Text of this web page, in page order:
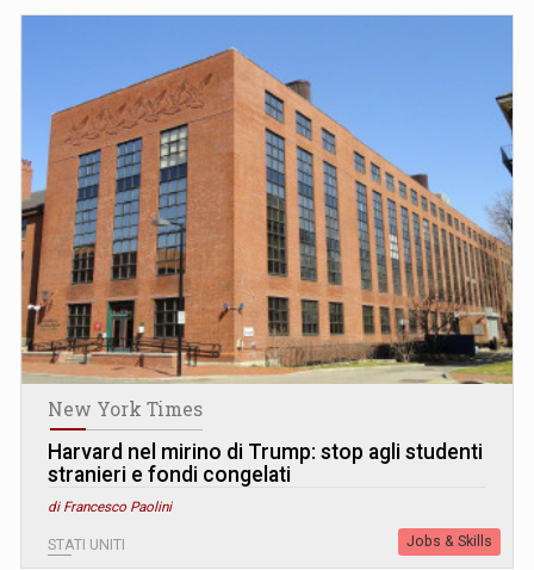
New York Times
Harvard nel mirino di Trump: stop agli studenti
stranieri e fondi congelati
di Francesco Paolini
STATI UNITI Jobs & Skills